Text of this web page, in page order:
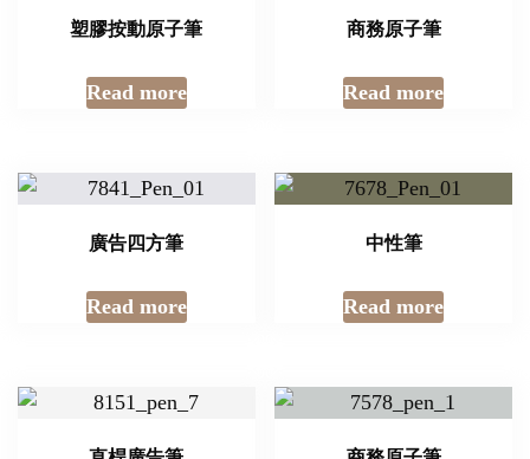
塑膠按動原子筆
Read more
商務原子筆
Read more
廣告四方筆
Read more
中性筆
Read more